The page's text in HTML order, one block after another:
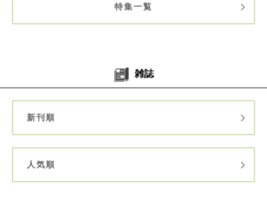
特集一覧
雑誌
新刊順
人気順